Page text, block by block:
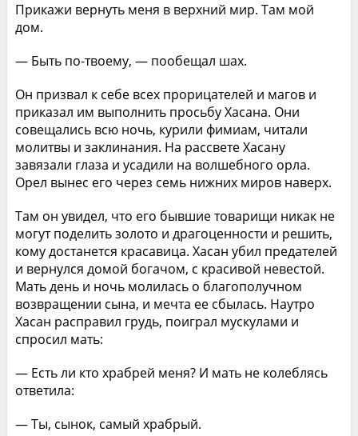
Прикажи вернуть меня в верхний мир. Там мой
дом.
— Быть по-твоему, — пообещал шах.
Он призвал к себе всех прорицателей и магов и
приказал им выполнить просьбу Хасана. Они
совещались всю ночь, курили фимиам, читали
молитвы и заклинания. На рассвете Хасану
завязали глаза и усадили на волшебного орла.
Орел вынес его через семь нижних миров наверх.
Там он увидел, что его бывшие товарищи никак не
могут поделить золото и драгоценности и решить,
кому достанется красавица. Хасан убил предателей
и вернулся домой богачом, с красивой невестой.
Мать день и ночь молилась о благополучном
возвращении сына, и мечта ее сбылась. Наутро
Хасан расправил грудь, поиграл мускулами и
спросил мать:
— Есть ли кто храбрей меня? И мать не колеблясь
ответила:
— Ты, сынок, самый храбрый.